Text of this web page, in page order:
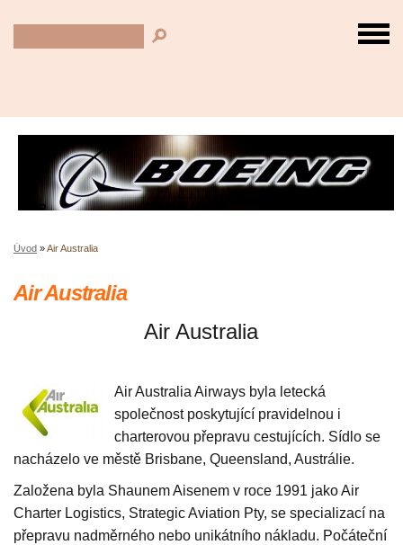
Úvod »Air Australia
Air Australia
Air Australia
Air Australia Airways byla letecká
společnost poskytující pravidelnou i
charterovou přepravu cestujících. Sídlo se
nacházelo ve městě Brisbane, Queensland, Austrálie.
Založena byla Shaunem Aisenem v roce 1991 jako Air
Charter Logistics, Strategic Aviation Pty, se specializací na
přepravu nadměrného nebo unikátního nákladu. Počáteční